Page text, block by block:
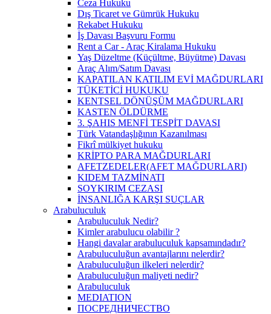
Ceza Hukuku
Dış Ticaret ve Gümrük Hukuku
Rekabet Hukuku
İş Davası Başvuru Formu
Rent a Car - Araç Kiralama Hukuku
Yaş Düzeltme (Küçültme, Büyütme) Davası
Araç Alım/Satım Davası
KAPATILAN KATILIM EVİ MAĞDURLARI
TÜKETİCİ HUKUKU
KENTSEL DÖNÜŞÜM MAĞDURLARI
KASTEN ÖLDÜRME
3. ŞAHIS MENFİ TESPİT DAVASI
Türk Vatandaşlığının Kazanılması
Fikrî mülkiyet hukuku
KRİPTO PARA MAĞDURLARI
AFETZEDELER(AFET MAĞDURLARI)
KIDEM TAZMİNATI
SOYKIRIM CEZASI
İNSANLIĞA KARŞI SUÇLAR
Arabuluculuk
Arabuluculuk Nedir?
Kimler arabulucu olabilir ?
Hangi davalar arabuluculuk kapsamındadır?
Arabuluculuğun avantajlarını nelerdir?
Arabuluculuğun ilkeleri nelerdir?
Arabuluculuğun maliyeti nedir?
Arabuluculuk
MEDIATION
ПОСРЕДНИЧЕСТВО